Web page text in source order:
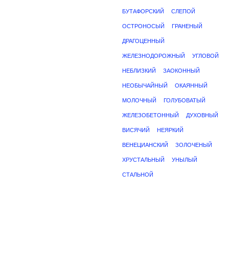
БУТАФОРСКИЙ СЛЕПОЙ
ОСТРОНОСЫЙ ГРАНЕНЫЙ
ДРАГОЦЕННЫЙ
ЖЕЛЕЗНОДОРОЖНЫЙ УГЛОВОЙ
НЕБЛИЗКИЙ ЗАОКОННЫЙ
НЕОБЫЧАЙНЫЙ ОКАЯННЫЙ
МОЛОЧНЫЙ ГОЛУБОВАТЫЙ
ЖЕЛЕЗОБЕТОННЫЙ ДУХОВНЫЙ
ВИСЯЧИЙ НЕЯРКИЙ
ВЕНЕЦИАНСКИЙ ЗОЛОЧЕНЫЙ
ХРУСТАЛЬНЫЙ УНЫЛЫЙ
СТАЛЬНОЙ